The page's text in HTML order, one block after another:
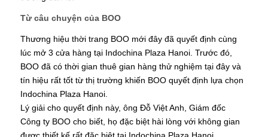
Từ câu chuyện của BOO
Thương hiệu thời trang BOO mới đây đã quyết định cùng
lúc mở 3 cửa hàng tại Indochina Plaza Hanoi. Trước đó,
BOO đã có thời gian thuê gian hàng thử nghiệm tại đây và
tín hiệu rất tốt từ thị trường khiến BOO quyết định lựa chọn
Indochina Plaza Hanoi.
Lý giải cho quyết định này, ông Đỗ Việt Anh, Giám đốc
Công ty BOO cho biết, họ đặc biệt hài lòng với không gian
được thiết kế rất đặc biệt tại Indochina Plaza Hanoi.